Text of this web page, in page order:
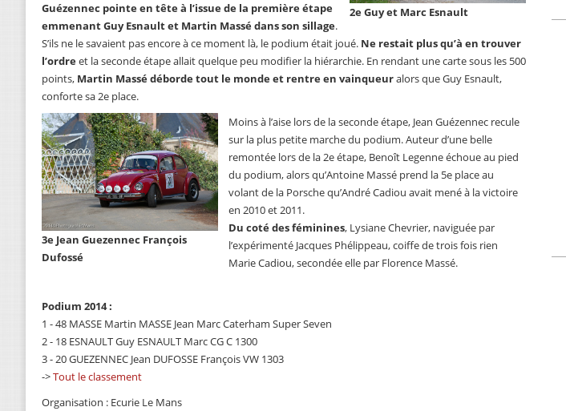
2e Guy et Marc Esnault
Guézennec pointe en tête à l’issue de la première étape
emmenant Guy Esnault et Martin Massé dans son sillage.
S’ils ne le savaient pas encore à ce moment là, le podium était joué. Ne restait plus qu’à en trouver
l’ordreet la seconde étape allait quelque peu modifier la hiérarchie. En rendant une carte sous les 500
points, Martin Massé déborde tout le monde et rentre en vainqueuralors que Guy Esnault,
conforte sa 2e place.
3e Jean Guezennec François
Dufossé
Moins à l’aise lors de la seconde étape, Jean Guézennec recule
sur la plus petite marche du podium. Auteur d’une belle
remontée lors de la 2e étape, Benoît Legenne échoue au pied
du podium, alors qu’Antoine Massé prend la 5e place au
volant de la Porsche qu’André Cadiou avait mené à la victoire
en 2010 et 2011.
Du coté des féminines, Lysiane Chevrier, naviguée par
l’expérimenté Jacques Phélippeau, coiffe de trois fois rien
Marie Cadiou, secondée elle par Florence Massé.
Podium 2014 :
1 - 48 MASSE Martin MASSE Jean Marc Caterham Super Seven
2 - 18 ESNAULT Guy ESNAULT Marc CG C 1300
3 - 20 GUEZENNEC Jean DUFOSSE François VW 1303
->Tout le classement
Organisation : Ecurie Le Mans